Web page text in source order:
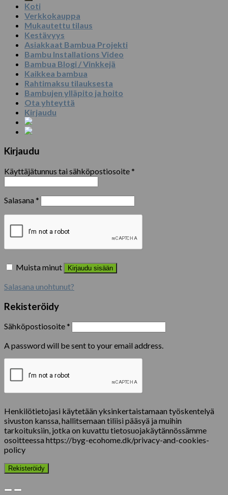
Koti
Verkkokauppa
Mukautettu tilaus
Kestävyys
Asiakkaat Bambua Projekti
Bambu Installations Video
Bambua Blogi / Vinkkejä
Kaikkea bambua
Rahtimaksu tilauksesta
Bambujen ylläpito ja hoito
Ota yhteyttä
Kirjaudu
Kirjaudu
Käyttäjätunnus tai sähköpostiosoite*
Salasana *
Muista minut Kirjaudu sisään
Salasana unohtunut?
Rekisteröidy
Sähköpostiosoite*
A password will be sent to your email address.
Henkilötietojasi käytetään yksinkertaistamaan työskentelyä
sivuston kanssa, hallitsemaan tiliisi pääsyä ja muihin
tarkoituksiin, jotka on kuvattu tietosuojakäytännössämme
osoitteessa https://byg-ecohome.dk/privacy-and-cookies-
policy
Rekisteröidy